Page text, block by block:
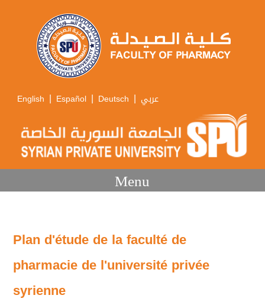
English | Español | Deutsch | عربي
Menu
Plan d'étude de la faculté de
pharmacie de l'université privée
syrienne